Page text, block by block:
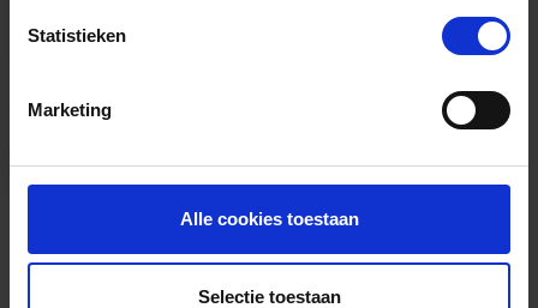
Statistieken
Marketing
Alle cookies toestaan
Selectie toestaan
Ja, je mag het saldo van je VVV
cadeaukaart in delen uitgeven.